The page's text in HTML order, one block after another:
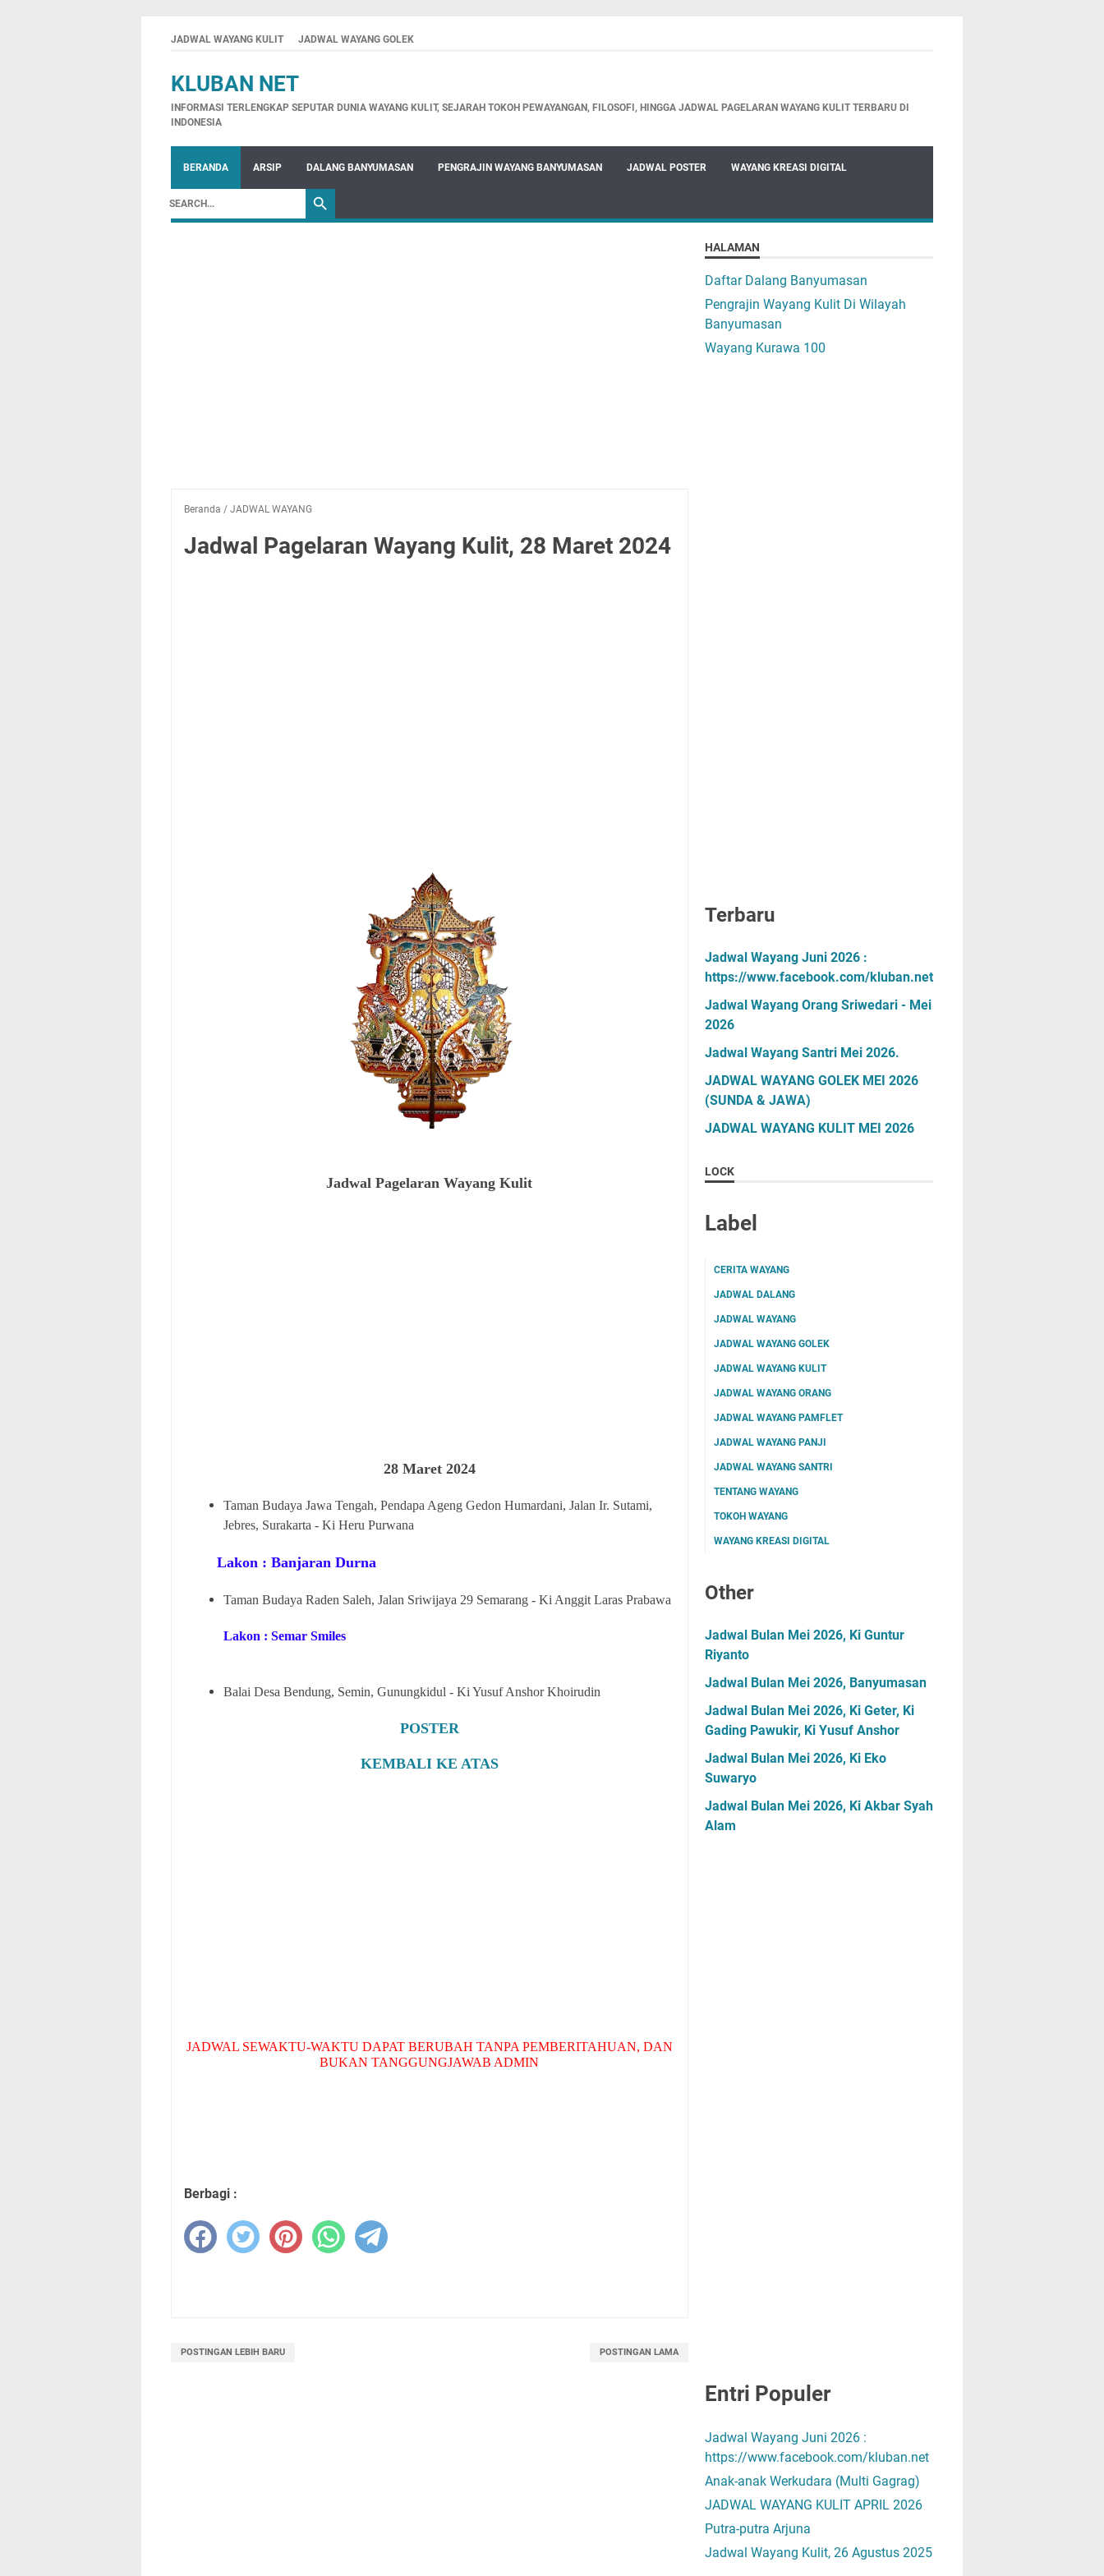
JADWAL WAYANG KULIT JADWAL WAYANG GOLEK
KLUBAN NET
INFORMASI TERLENGKAP SEPUTAR DUNIA WAYANG KULIT, SEJARAH TOKOH PEWAYANGAN, FILOSOFI, HINGGA JADWAL PAGELARAN WAYANG KULIT TERBARU DI
INDONESIA
BERANDA ARSIP DALANG BANYUMASAN PENGRAJIN WAYANG BANYUMASAN JADWAL POSTER WAYANG KREASI DIGITAL
Beranda / JADWAL WAYANG
Jadwal Pagelaran Wayang Kulit, 28 Maret 2024
Jadwal Pagelaran Wayang Kulit
28 Maret 2024
Taman Budaya Jawa Tengah, Pendapa Ageng Gedon Humardani, Jalan Ir. Sutami,
Jebres, Surakarta - Ki Heru Purwana
Lakon : Banjaran Durna
Taman Budaya Raden Saleh, Jalan Sriwijaya 29 Semarang - Ki Anggit Laras Prabawa
Lakon : Semar Smiles
Balai Desa Bendung, Semin, Gunungkidul - Ki Yusuf Anshor Khoirudin
POSTER
KEMBALI KE ATAS
JADWAL SEWAKTU-WAKTU DAPAT BERUBAH TANPA PEMBERITAHUAN, DAN
BUKAN TANGGUNGJAWAB ADMIN
Berbagi :
POSTINGAN LEBIH BARU POSTINGAN LAMA
HALAMAN
Daftar Dalang Banyumasan
Pengrajin Wayang Kulit Di Wilayah
Banyumasan
Wayang Kurawa 100
Terbaru
Jadwal Wayang Juni 2026 :
https://www.facebook.com/kluban.net
Jadwal Wayang Orang Sriwedari - Mei
2026
Jadwal Wayang Santri Mei 2026.
JADWAL WAYANG GOLEK MEI 2026
(SUNDA & JAWA)
JADWAL WAYANG KULIT MEI 2026
LOCK
Label
CERITA WAYANG
JADWAL DALANG
JADWAL WAYANG
JADWAL WAYANG GOLEK
JADWAL WAYANG KULIT
JADWAL WAYANG ORANG
JADWAL WAYANG PAMFLET
JADWAL WAYANG PANJI
JADWAL WAYANG SANTRI
TENTANG WAYANG
TOKOH WAYANG
WAYANG KREASI DIGITAL
Other
Jadwal Bulan Mei 2026, Ki Guntur
Riyanto
Jadwal Bulan Mei 2026, Banyumasan
Jadwal Bulan Mei 2026, Ki Geter, Ki
Gading Pawukir, Ki Yusuf Anshor
Jadwal Bulan Mei 2026, Ki Eko
Suwaryo
Jadwal Bulan Mei 2026, Ki Akbar Syah
Alam
Entri Populer
Jadwal Wayang Juni 2026 :
https://www.facebook.com/kluban.net
Anak-anak Werkudara (Multi Gagrag)
JADWAL WAYANG KULIT APRIL 2026
Putra-putra Arjuna
Jadwal Wayang Kulit, 26 Agustus 2025